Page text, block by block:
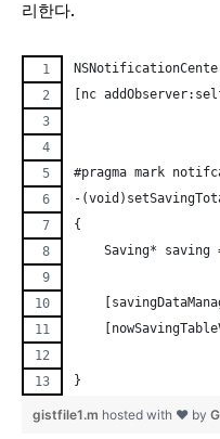
리한다.
[nc
#pragma mark
-
{
Saving* saving
}
gistfile1.m hosted with ❤ by